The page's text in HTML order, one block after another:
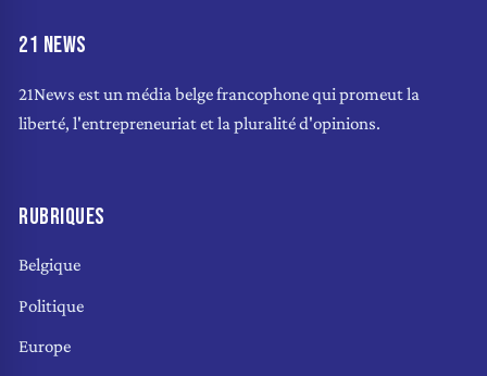
21 NEWS
21News est un média belge francophone qui promeut la
liberté, l'entrepreneuriat et la pluralité d'opinions.
RUBRIQUES
Belgique
Politique
Europe